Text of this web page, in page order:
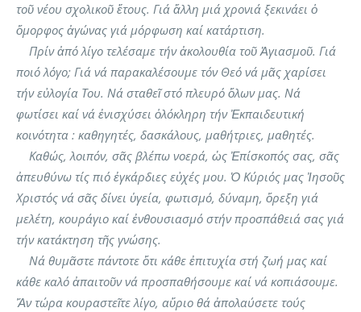
τοῦ νέου σχολικοῦ ἔτους. Γιά ἄλλη μιά χρονιά ξεκινάει ὁ
ὄμορφος ἀγώνας γιά μόρφωση καί κατάρτιση.
Πρίν ἀπό λίγο τελέσαμε τήν ἀκολουθία τοῦ Ἁγιασμοῦ. Γιά
ποιό λόγο; Γιά νά παρακαλέσουμε τόν Θεό νά μᾶς χαρίσει
τήν εὐλογία Του. Νά σταθεῖ στό πλευρό ὅλων μας. Νά
φωτίσει καί νά ἐνισχύσει ὁλόκληρη τήν Ἐκπαιδευτική
κοινότητα : καθηγητές, δασκάλους, μαθήτριες, μαθητές.
Καθώς, λοιπόν, σᾶς βλέπω νοερά, ὡς Ἐπίσκοπός σας, σᾶς
ἀπευθύνω τίς πιό ἐγκάρδιες εὐχές μου. Ὁ Κύριός μας Ἰησοῦς
Χριστός νά σᾶς δίνει ὑγεία, φωτισμό, δύναμη, ὄρεξη γιά
μελέτη, κουράγιο καί ἐνθουσιασμό στήν προσπάθειά σας γιά
τήν κατάκτηση τῆς γνώσης.
Νά θυμᾶστε πάντοτε ὅτι κάθε ἐπιτυχία στή ζωή μας καί
κάθε καλό ἀπαιτοῦν νά προσπαθήσουμε καί νά κοπιάσουμε.
Ἄν τώρα κουραστεῖτε λίγο, αὔριο θά ἀπολαύσετε τούς